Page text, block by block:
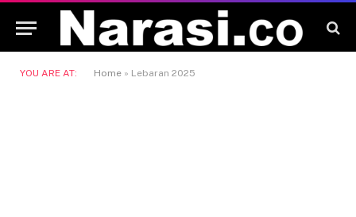
YOU ARE AT: Home » Lebaran 2025